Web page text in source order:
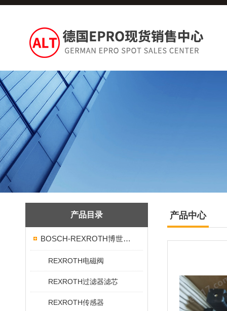
产品目录
BOSCH-REXROTH博世力士乐
REXROTH电磁阀
REXROTH过滤器滤芯
REXROTH传感器
产品中心